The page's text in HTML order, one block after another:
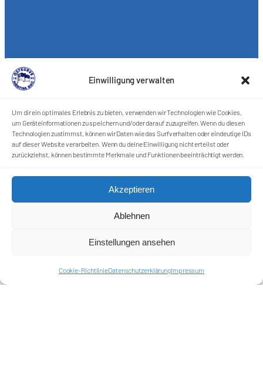
Einwilligung verwalten
Um dir ein optimales Erlebnis zu bieten, verwenden wir Technologien wie Cookies,
um Geräteinformationen zu speichern und/oder darauf zuzugreifen. Wenn du diesen
Technologien zustimmst, können wir Daten wie das Surfverhalten oder eindeutige IDs
auf dieser Website verarbeiten. Wenn du deine Einwilligung nicht erteilst oder
zurückziehst, können bestimmte Merkmale und Funktionen beeinträchtigt werden.
Akzeptieren
Ablehnen
Einstellungen ansehen
Cookie-RichtlinieDatenschutzerklärungImpressum
Datenschutzerklärung
Harlekins Berlin ’98